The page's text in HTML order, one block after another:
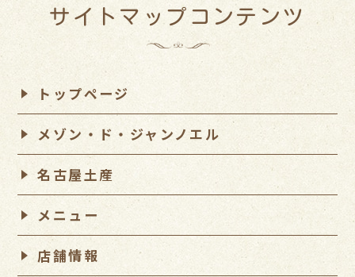
サイトマップコンテンツ
トップページ
メゾン・ド・ジャンノエル
名古屋土産
メニュー
店舗情報